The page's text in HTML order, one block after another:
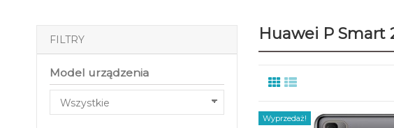
Huawei P Smart
Wyprzedaż!
FILTRY
Model urządzenia